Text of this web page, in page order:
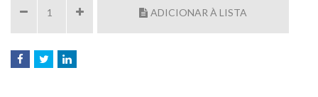
ADICIONAR À LISTA